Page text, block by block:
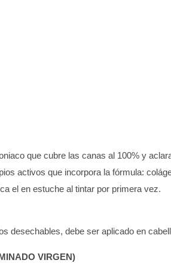
que cubre las canas al 100% y
activos que incorpora la fórmula:
el en estuche al tintar por primera vez.
desechables, debe ser aplicado en
VIRGEN)